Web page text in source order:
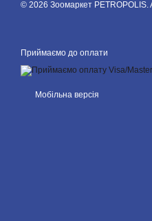
© 2026 Зоомаркет PETROPOLIS.
Приймаємо до оплати
Мобільна версія